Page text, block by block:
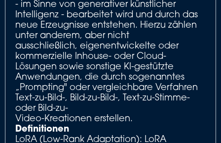
- im Sinne von generativer künstlicher
Intelligenz - bearbeitet wird und durch das
neue Erzeugnisse entstehen. Hierzu zählen
unter anderem, aber nicht
ausschließlich, eigenentwickelte oder
kommerzielle Inhouse- oder Cloud-
Lösungen sowie sonstige KI-gestützte
Anwendungen, die durch sogenanntes
„Prompting" oder vergleichbare Verfahren
Text-zu-Bild-, Bild-zu-Bild-, Text-zu-Stimme-
oder Bild-zu-
Video-Kreationen erstellen.
Definitionen
LoRA (Low-Rank Adaptation): LoRA